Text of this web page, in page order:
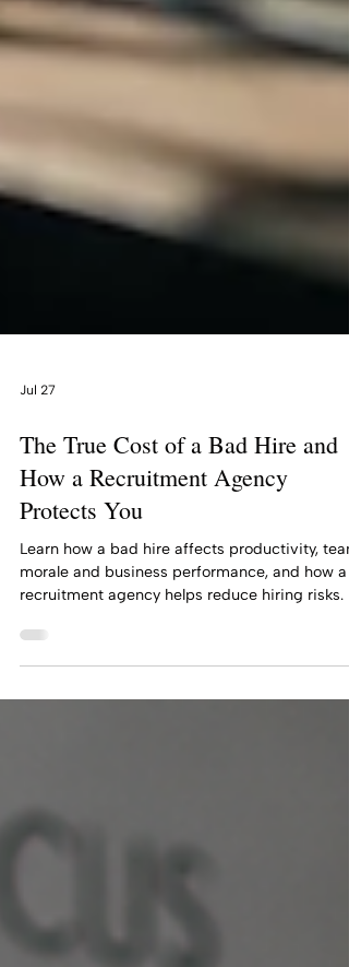
Jul 27
The True Cost of a Bad Hire and
How a Recruitment Agency
Protects You
Learn how a bad hire affects productivity,